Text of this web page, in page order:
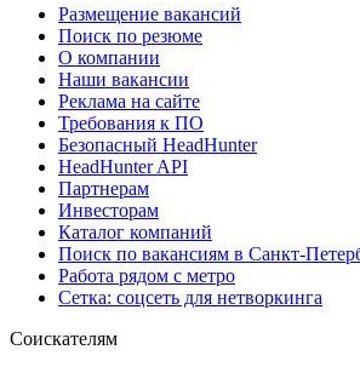
Размещение вакансий
Поиск по резюме
О компании
Наши вакансии
Реклама на сайте
Требования к ПО
Безопасный HeadHunter
HeadHunter API
Партнерам
Инвесторам
Каталог компаний
Поиск по вакансиям в Санкт-
Работа рядом с метро
Сетка: соцсеть для нетворкинга
Соискателям